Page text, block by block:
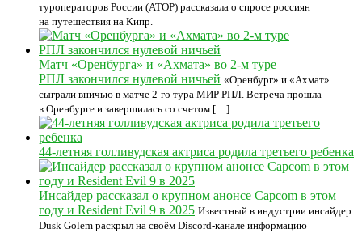
туроператоров России (АТОР) рассказала о спросе россиян
на путешествия на Кипр.
Матч «Оренбурга» и «Ахмата» во 2‑м туре
РПЛ закончился нулевой ничьей «Оренбург» и «Ахмат»
сыграли вничью в матче 2‑го тура МИР РПЛ. Встреча прошла
в Оренбурге и завершилась со счетом […]
44-летняя голливудская актриса родила третьего ребенка
Инсайдер рассказал о крупном анонсе Capcom в этом
году и Resident Evil 9 в 2025 Известный в индустрии инсайдер
Dusk Golem раскрыл на своём Discord-канале информацию